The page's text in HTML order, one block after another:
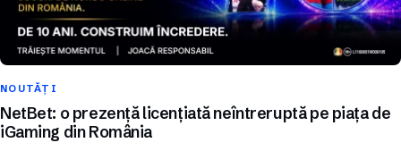
NOUTĂȚI
NetBet: o prezență licențiată neîntreruptă pe piața de
iGaming din România